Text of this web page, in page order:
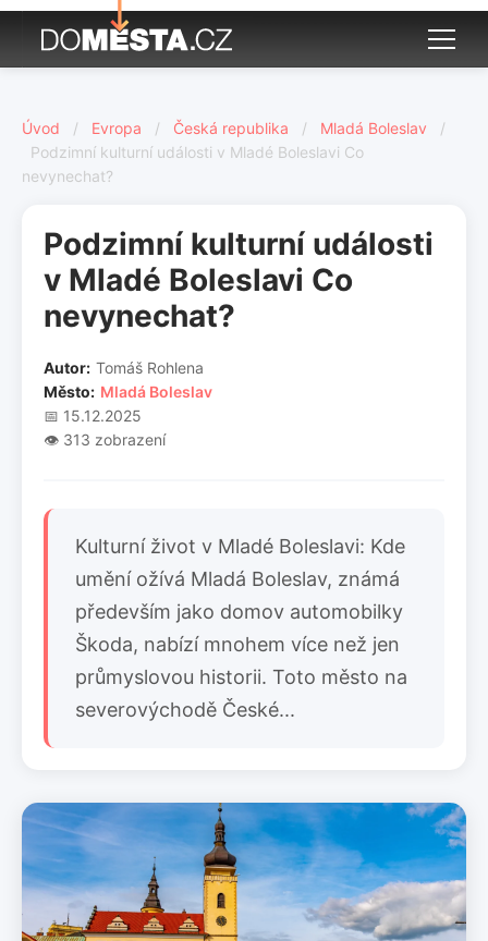
Úvod / Evropa / Česká republika / Mladá Boleslav
/
Podzimní kulturní události v Mladé Boleslavi Co
nevynechat?
Podzimní kulturní události
v Mladé Boleslavi Co
nevynechat?
Autor: Tomáš Rohlena
Město: Mladá Boleslav
📅 15.12.2025
👁️ 313 zobrazení
Kulturní život v Mladé Boleslavi: Kde
umění ožívá Mladá Boleslav, známá
především jako domov automobilky
Škoda, nabízí mnohem více než jen
průmyslovou historii. Toto město na
severovýchodě České...